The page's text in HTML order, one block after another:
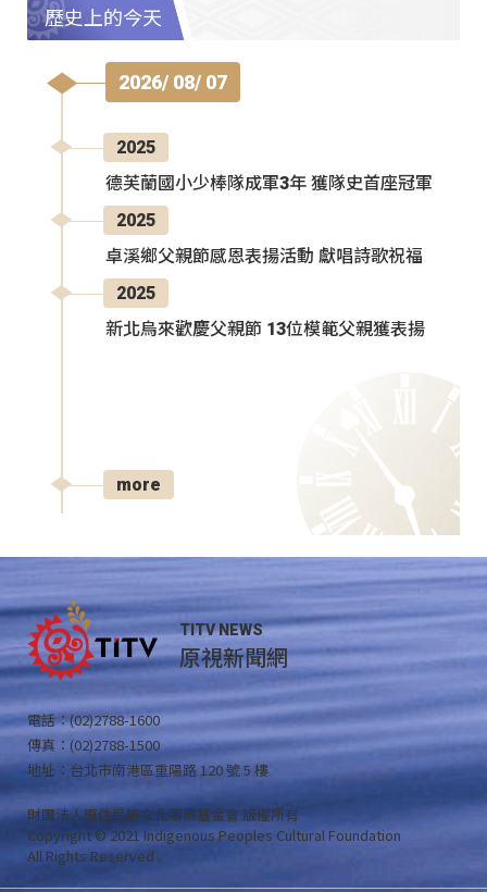
歷史上的今天
2026/ 08/ 07
2025
德芙蘭國小少棒隊成軍3年 獲隊史首座冠軍
2025
卓溪鄉父親節感恩表揚活動 獻唱詩歌祝福
2025
新北烏來歡慶父親節 13位模範父親獲表揚
more
TITV NEWS
原視新聞網
電話：(02)2788-1600
傳真：(02)2788-1500
地址：台北市南港區重陽路 120 號 5 樓
財團法人原住民族文化事業基金會 版權所有
Copyright © 2021 Indigenous Peoples Cultural Foundation
All Rights Reserved .